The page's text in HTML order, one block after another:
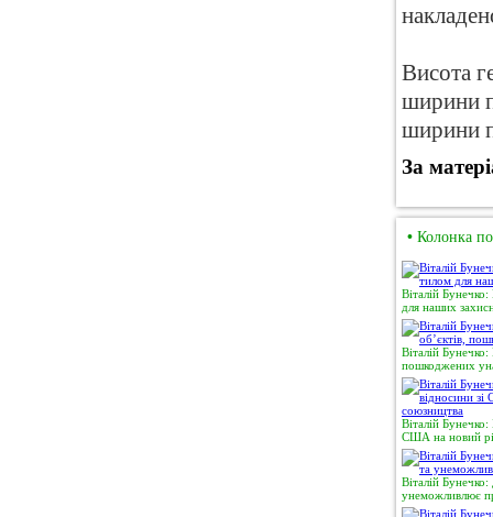
Висота
ширини
ширини
За
• Колонка
Віталій
для наших
Віталій
пошкоджених
Віталій
США на новий
Віталій
унеможливлює